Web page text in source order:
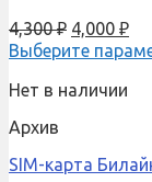
4,300₽ 4,000 ₽
Выберите
Нет в наличии
Архив
SIM-карта